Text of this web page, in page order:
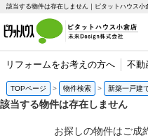
該当する物件は存在しません｜ピタットハウス
リフォームをお考えの方へ 不動
TOPページ 物件検索 新築一戸建
該当する物件は存在しません
お探しの物件はご成